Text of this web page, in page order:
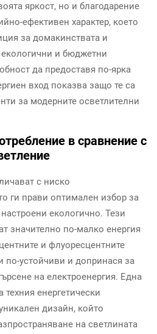
яркост, но и благодарение
ефективен характер, което
за домакинствата и
екологични и бюджетни
да предоставя по-ярка
вход показва защо те са
за модерните осветлителни
в сравнение с
с ниско
ги прави оптимален избор за
екологично. Тези
значително по-малко енергия
и флуоресцентните
по-устойчиви и допринася за
на електроенергия. Една
енергетически
дизайн, който
на светлината